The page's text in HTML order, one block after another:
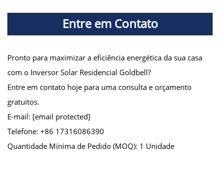
Entre em Contato
Pronto para maximizar a eficiência energética da sua casa
com o Inversor Solar Residencial Goldbell?
Entre em contato hoje para uma consulta e orçamento
gratuitos.
E-mail: [email protected]
Telefone: +86 17316086390
Quantidade Mínima de Pedido (MOQ): 1 Unidade